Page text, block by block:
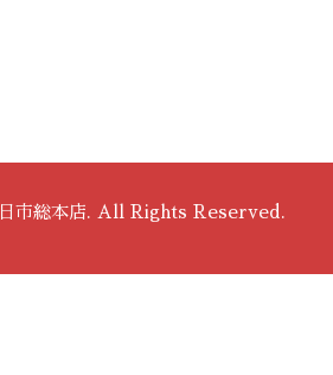
市総本店 . All Rights Reserved.